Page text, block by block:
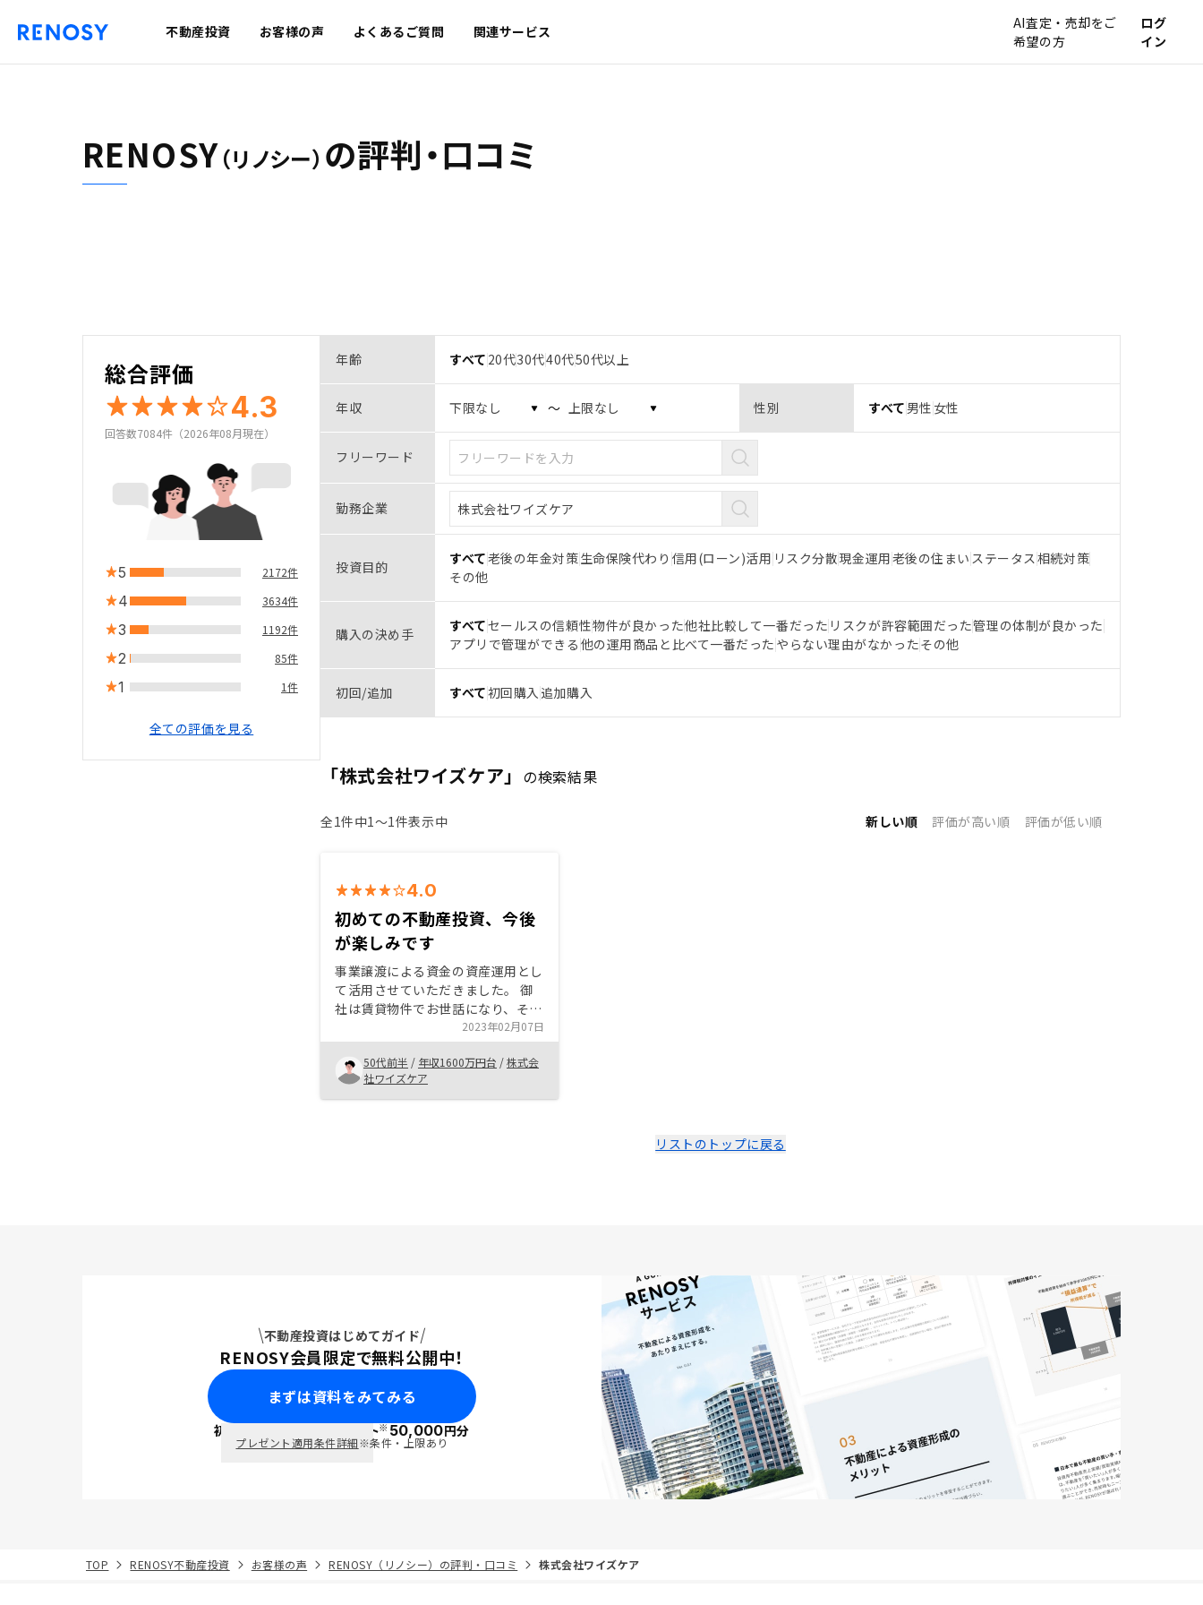
不動産投資 お客様の声 よくあるご質問 関連サービス
AI査定・売却をご
希望の方
ログ
イン
RENOSY（リノシー） の評判・口コミ
総合評価
4.3
回答数7084件（2026年08月現在）
5 2172件
4 3634件
3 1192件
2 85件
1 1件
全ての評価を見る
年齢 すべて 20代30代40代50代以上
年収 〜 性別 すべて 男性 女性
フリーワード
勤務企業
投資目的 すべて老後の年金対策生命保険代わり 信用(ローン)活用 リスク分散現金運用老後の住まい ステータス相続対策
その他
購入の決め手 すべてセールスの信頼性物件が良かった他社比較して一番だった リスクが許容範囲だった管理の体制が良かった
アプリで管理ができる 他の運用商品と比べて一番だった やらない理由がなかったその他
初回/追加 すべて初回購入 追加購入
「株式会社ワイズケア」 の検索結果
全1件中1〜1件表示中 新しい順 評価が高い順 評価が低い順
4.0
初めての不動産投資、今後
が楽しみです
事業譲渡による資金の資産運用とし
て活用させていただきました。 御
社は賃貸物件でお世話になり、そこ
から投資物件紹介いただきました。
はじめてのことでしたが、色々わか
りやすく説明いただきました。 は
じめたばかりですが満足いくようで
したら、知人に紹介したいと思いま
2023年02月07日
50代前半 / 年収1600万円台 /株式会
社ワイズケア
リストのトップに戻る
不動産投資はじめてガイド
RENOSY会員限定で無料公開中！
まずは資料をみてみる
初回面談で ポイント※50,000円分
プレゼント適用条件詳細※条件・上限あり
TOP RENOSY不動産投資 お客様の声 RENOSY（リノシー）の評判・口コミ 株式会社ワイズケア